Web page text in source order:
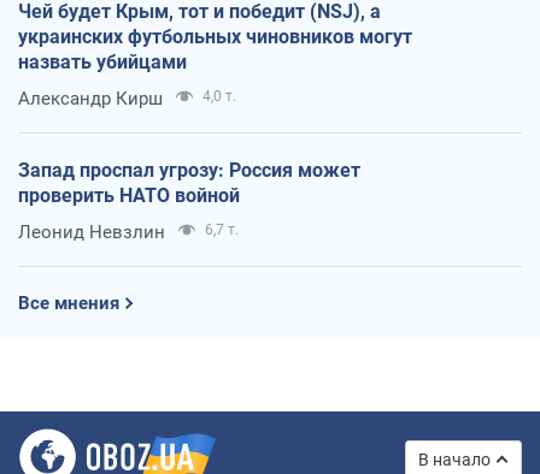
Чей будет Крым, тот и победит (NSJ), а
украинских футбольных чиновников могут
назвать убийцами
Александр Кирш 4,0 т.
Запад проспал угрозу: Россия может
проверить НАТО войной
Леонид Невзлин 6,7 т.
Все мнения
В начало